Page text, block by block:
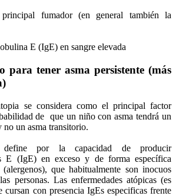
principal fumador (en general también la
E (IgE) en sangre elevada
para tener asma persistente (más
se considera como el principal factor
de que un niño con asma tendrá un
no un asma transitorio.
por la capacidad de producir
E (IgE) en exceso y de forma específica
(alergenos), que habitualmente son inocuos
personas. Las enfermedades atópicas (es
cursan con presencia IgEs especificas frente